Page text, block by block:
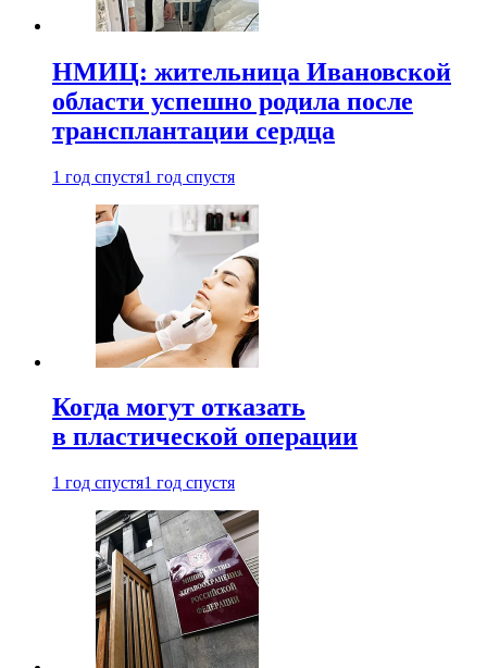
НМИЦ: жительница Ивановской
области успешно родила после
трансплантации сердца
1 год спустя1 год спустя
Когда могут отказать
в пластической операции
1 год спустя1 год спустя